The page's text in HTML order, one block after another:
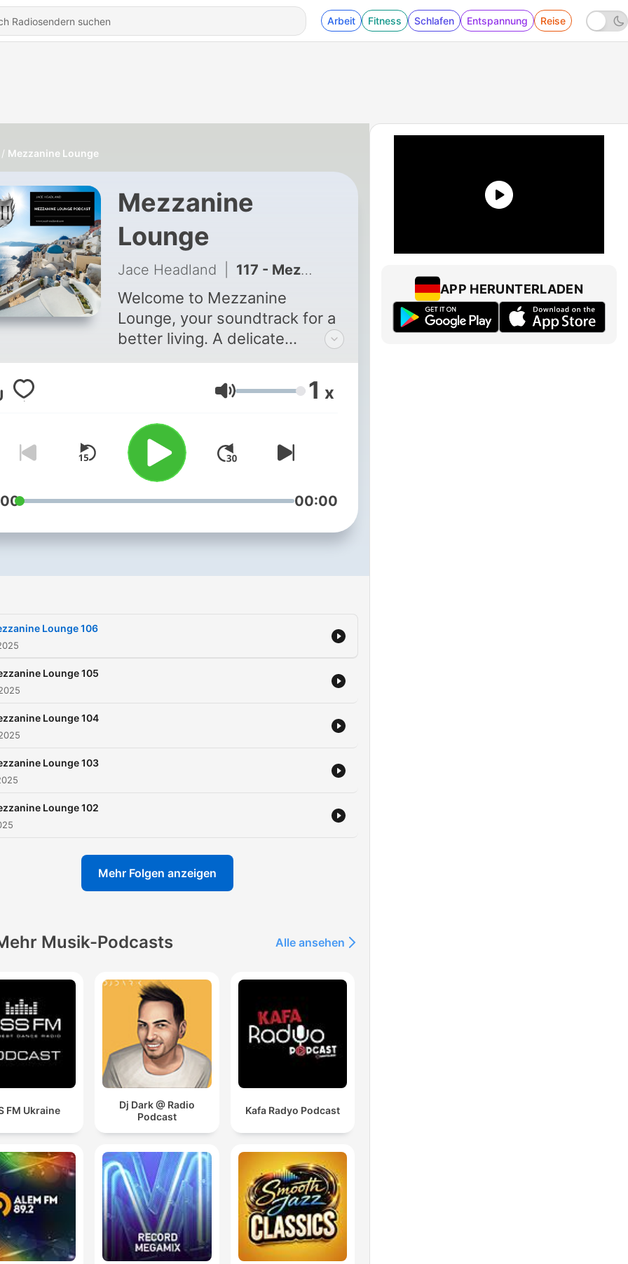
Arbeit Fitness Schlafen Entspannung Reise
Mezzanine Lounge
Mezzanine
Lounge
Jace Headland 117 - Mezzanine Lounge 106
Welcome to Mezzanine
Lounge, your soundtrack for a
better living. A delicate
selection of deep, chill house
and nu-disco relaxation from
the Nordics. A perfect way to
enjoy your weekends with
every other Saturday. Hosted
by Jace Headland, a resident
DJ for one of the most iconic
Scandinavian club brands,
Lautstärke 1 x
00:00
Lounge 106
Lounge 105
Lounge 104
Lounge 103
Lounge 102
Mehr Folgen anzeigen
Musik-Podcasts Alle ansehen
FM Ukraine
Dj Dark @ Radio
Podcast
Kafa Radyo Podcast
APP HERUNTERLADEN